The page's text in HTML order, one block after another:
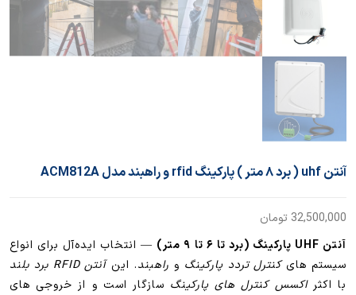
آنتن uhf ( برد ۸ متر ) پارکینگ rfid و راهبند مدل ACM812A
32,500,000 تومان
آنتن UHF پارکینگ (برد تا ۶ تا ۹ متر)
— انتخاب ایده‌آل برای انواع
سیستم هایکنترل تردد پارکینگ و راهبند. اینآنتن RFID برد بلند
با اکثراکسس کنترل های پارکینگ سازگار است و از خروجی های